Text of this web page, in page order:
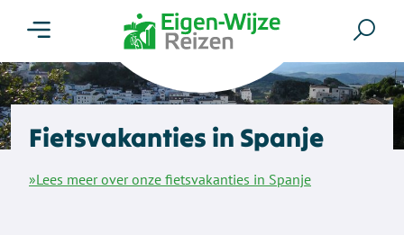
Fietsvakanties in Spanje
»Lees meer over onze fietsvakanties in Spanje